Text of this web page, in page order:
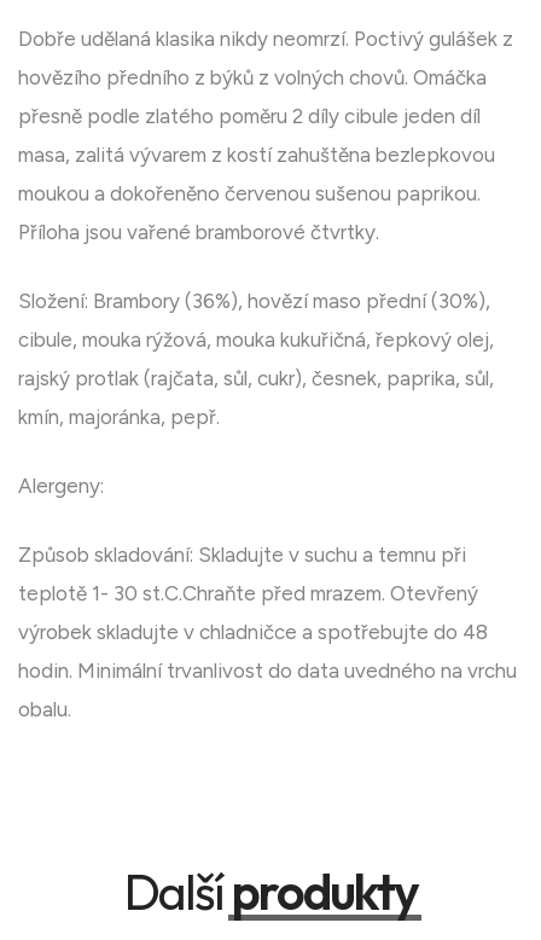
Dobře udělaná klasika nikdy neomrzí. Poctivý gulášek z
hovězího předního z býků z volných chovů. Omáčka
přesně podle zlatého poměru 2 díly cibule jeden díl
masa, zalitá vývarem z kostí zahuštěna bezlepkovou
moukou a dokořeněno červenou sušenou paprikou.
Příloha jsou vařené bramborové čtvrtky.
Složení: Brambory (36%), hovězí maso přední (30%),
cibule, mouka rýžová, mouka kukuřičná, řepkový olej,
rajský protlak (rajčata, sůl, cukr), česnek, paprika, sůl,
kmín, majoránka, pepř.
Alergeny:
Způsob skladování: Skladujte v suchu a temnu při
teplotě 1- 30 st.C.Chraňte před mrazem. Otevřený
výrobek skladujte v chladničce a spotřebujte do 48
hodin. Minimální trvanlivost do data uvedného na vrchu
obalu.
Dalšíprodukty